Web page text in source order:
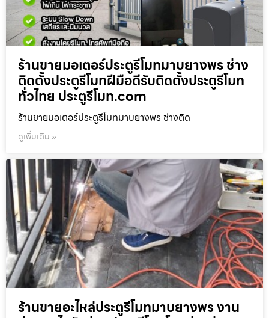
ร้านขายมอเตอร์ประตูรีโมทมาบยางพร ช่าง
ติดตั้งประตูรีโมทฝีมือดีรับติดตั้งประตูรีโมท
ทั่วไทย ประตูรีโมท.com
ร้านขายมอเตอร์ประตูรีโมทมาบยางพร ช่างติด
ดูเพิ่มเติม »
ร้านขายอะไหล่ประตูรีโมทมาบยางพร งาน